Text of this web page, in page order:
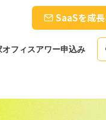
SaaSを成
フィスアワー申込み